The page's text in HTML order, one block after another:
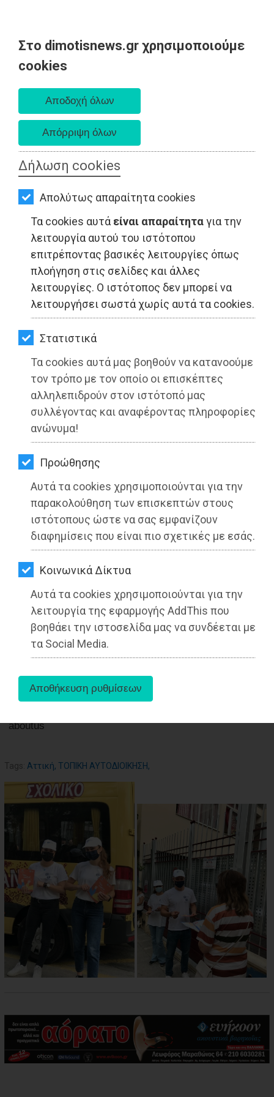
Στο dimotisnews.gr χρησιμοποιούμε
cookies
Δήλωση cookies
Απολύτως απαραίτητα cookies
Τα cookies αυτά είναι απαραίτηταγια την
λειτουργία αυτού του ιστότοπου
επιτρέποντας βασικές λειτουργίες όπως
πλοήγηση στις σελίδες και άλλες
λειτουργίες. Ο ιστότοπος δεν μπορεί να
λειτουργήσει σωστά χωρίς αυτά τα cookies.
Στατιστικά
Τα cookies αυτά μας βοηθούν να κατανοούμε
τον τρόπο με τον οποίο οι επισκέπτες
αλληλεπιδρούν στον ιστότοπό μας
συλλέγοντας και αναφέροντας πληροφορίες
ανώνυμα!
Προώθησης
Αυτά τα cookies χρησιμοποιούνται για την
παρακολούθηση των επισκεπτών στους
ιστότοπους ώστε να σας εμφανίζουν
διαφημίσεις που είναι πιο σχετικές με εσάς.
Kοινωνικά Δίκτυα
Αυτά τα cookies χρησιμοποιούνται για την
λειτουργία της εφαρμογής AddThis που
βοηθάει την ιστοσελίδα μας να συνδέεται με
τα Social Media.
AΡΧΙΚΗ
ΕΙΔΗΣΕΙΣ
ΠΟΛΙΤΙΚΗ
ΤΟΠΙΚΗ
ΑΥΤΟΔΙΟΙΚΗΣΗ
ΟΙΚΟΝΟΜΙΑ
ΑΘΛΗΤΙΣΜΟΣ
ΠΟΛΙΤΙΣΜΟΣ
ΣΠΙΤΙ-
ΚΗΠΟΣ
ΥΓΕΙΑ
LIFESTYLE
ΤΑΞΙΔΙΑ
ΕΞΟΔΟΣ
ΠΕΡΙΒΑΛΛΟΝ
ΚΑΤΟΙΚΙΔΙΟ
ΑΓΓΕΛΙΕΣ
ΕΦΗΜΕΡΙΔΕΣ
OΔΗΓΟΣ
ΑΓΟΡΑΣ
ΨΙΘΥΡΟΙ
ΑΠΟΣΤΟΛΗ
ΑΡΘΡΩΝ
Πρόγραμμα ενημέρωσης για τον Sars-
CoV-2 στα σχολεία του Λεκανοπεδίου
από την Περιφέρεια Αττικής και τον
ΙΣΑ
Διαβάστηκε 2226 φορές
13-09-2021
aboutus
Tags: Αττική, ΤΟΠΙΚΗ ΑΥΤΟΔΙΟΙΚΗΣΗ,